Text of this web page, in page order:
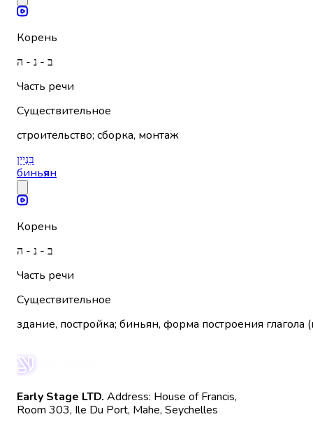
Корень
ב - נ - ה
Часть речи
Существительное
строительство; сборка, монтаж
בִּנְייָן
биньян
Корень
ב - נ - ה
Часть речи
Существительное
здание, постройка; биньян, форма построения глагола
Early Stage LTD. Address: House of Francis,
Room 303, Ile Du Port, Mahe, Seychelles